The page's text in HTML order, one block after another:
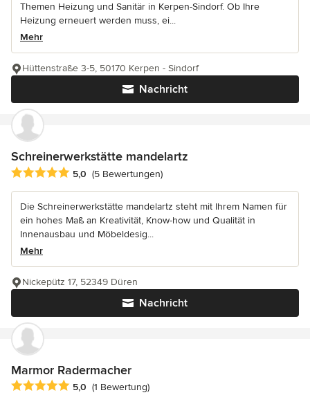
Themen Heizung und Sanitär in Kerpen-Sindorf. Ob Ihre
Heizung erneuert werden muss, ei...
Mehr
Nachricht
Hüttenstraße 3-5, 50170 Kerpen - Sindorf
Schreinerwerkstätte mandelartz
Durchschnittliche Bewertung: 5 von 5 Sternen
5,0 (5 Bewertungen)
Die Schreinerwerkstätte mandelartz steht mit Ihrem Namen für
ein hohes Maß an Kreativität, Know-how und Qualität in
Innenausbau und Möbeldesig...
Mehr
Nachricht
Nickepütz 17, 52349 Düren
Marmor Radermacher
Durchschnittliche Bewertung: 5 von 5 Sternen
5,0 (1 Bewertung)